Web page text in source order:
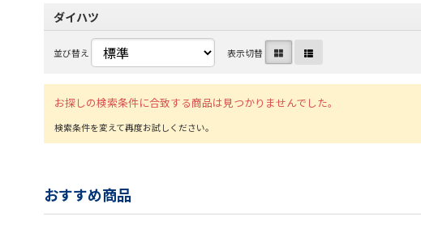
ダイハツ
並び替え 表示切替
お探しの検索条件に合致する商品は見つかりませんでした。
おすすめ商品